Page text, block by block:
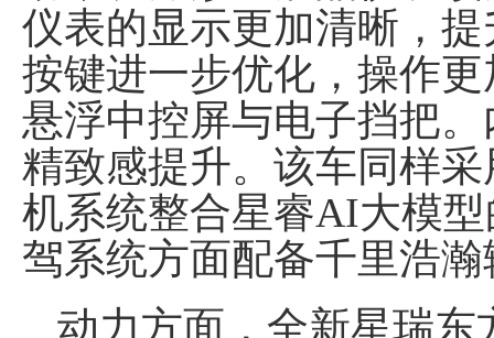
仪表的显示更加清晰，
按键进一步优化，操作
悬浮中控屏与电子挡把
精致感提升。该车同样
机系统整合星睿AI大模
驾系统方面配备千里浩
动力方面，全新星瑞东